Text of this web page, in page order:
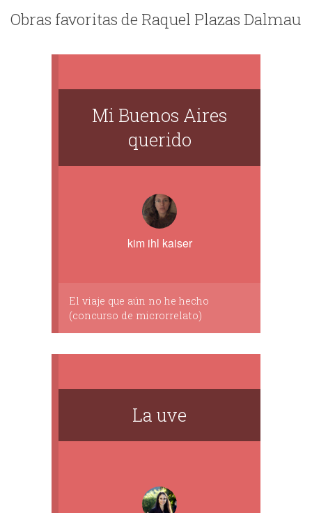
Obras favoritas de Raquel Plazas Dalmau
Mi Buenos Aires
querido
kim ihl kaiser
El viaje que aún no he hecho
(concurso de microrrelato)
La uve